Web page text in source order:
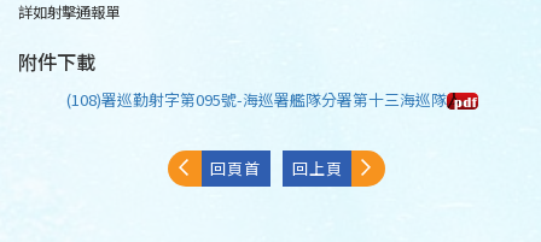
詳如射擊通報單
附件下載
(108)署巡勤射字第095號-海巡署艦隊分署第十三海巡隊
回頁首 回上頁